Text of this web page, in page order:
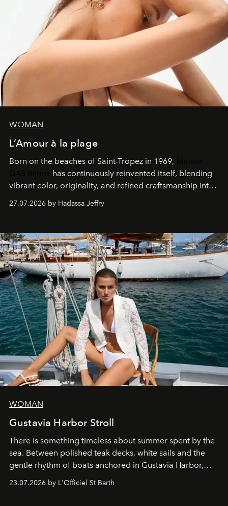
WOMAN
L’Amour à la plage
Born on the beaches of Saint-Tropez in 1969,
has continuously reinvented itself, blending
vibrant color, originality, and refined craftsmanship into
every creation.
27.07.2026 by Hadassa Jeffry
WOMAN
Gustavia Harbor Stroll
There is something timeless about summer spent by the
sea. Between polished teak decks, white sails and the
gentle rhythm of boats anchored in Gustavia Harbor,
cruise fashion finds its most natural expression.
23.07.2026 by L'Officiel St Barth